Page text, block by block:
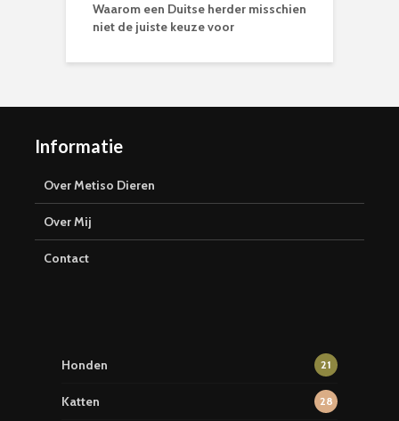
Waarom een Duitse herder misschien
niet de juiste keuze voor
Informatie
Over Metiso Dieren
Over Mij
Contact
Honden 21
Katten 28